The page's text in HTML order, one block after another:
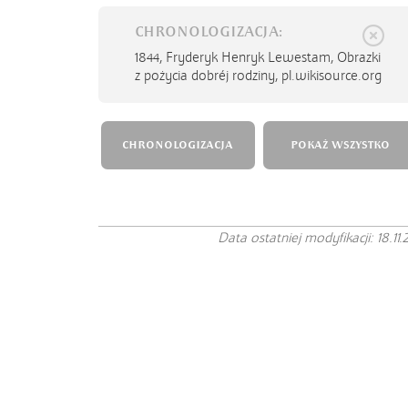
CHRONOLOGIZACJA:
1844, Fryderyk Henryk Lewestam, Obrazki
z pożycia dobréj rodziny, pl.wikisource.org
CHRONOLOGIZACJA POKAŻ WSZYSTKO
Data ostatniej modyfikacji: